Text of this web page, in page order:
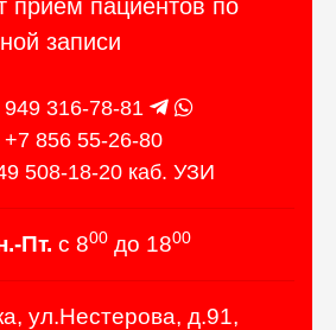
прием пациентов по
записи
316-78-81
+7 856 55-26-80
508-18-20 каб. УЗИ
Пт. с 800до 1800
ул.Нестерова, д.91,